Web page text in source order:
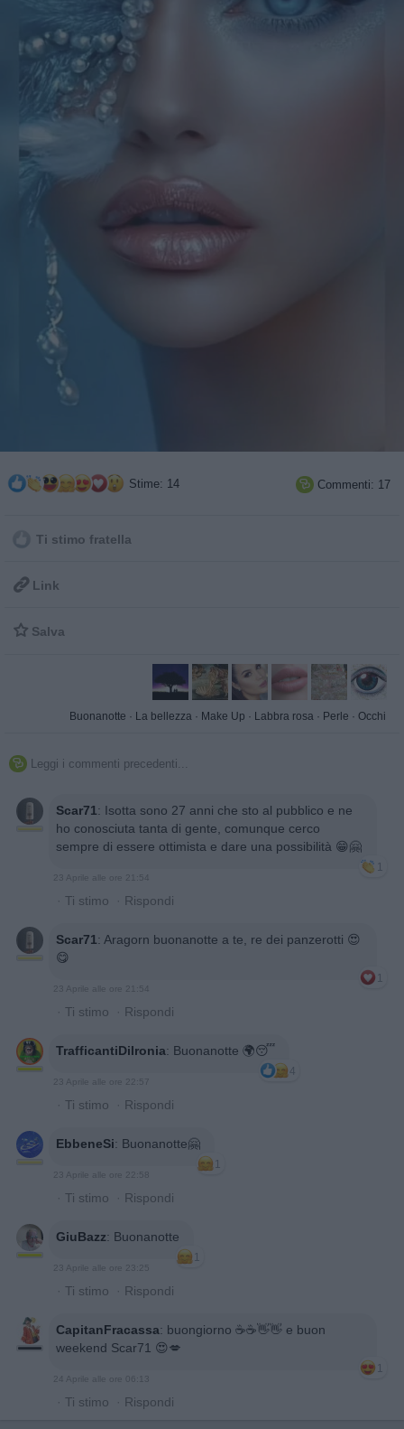
Stime: 14  Commenti: 17
Ti stimo fratella
 Link
 Salva
Buonanotte · La bellezza · Make Up · Labbra rosa · Perle · Occhi
 Leggi i commenti precedenti...
Scar71: Isotta sono 27 anni che sto al pubblico e ne
ho conosciuta tanta di gente, comunque cerco
sempre di essere ottimista e dare una possibilità 😁🤗
1
23 Aprile alle ore 21:54
· Ti stimo · Rispondi
Scar71: Aragorn buonanotte a te, re dei panzerotti 😍
😋
1
23 Aprile alle ore 21:54
· Ti stimo · Rispondi
TrafficantiDiIronia: Buonanotte 🌍😴
4
23 Aprile alle ore 22:57
· Ti stimo · Rispondi
EbbeneSi: Buonanotte🤗
1
23 Aprile alle ore 22:58
· Ti stimo · Rispondi
GiuBazz: Buonanotte
1
23 Aprile alle ore 23:25
· Ti stimo · Rispondi
CapitanFracassa: buongiorno ☕️☕️👋👋 e buon
weekend Scar71 😍💋
1
24 Aprile alle ore 06:13
· Ti stimo · Rispondi